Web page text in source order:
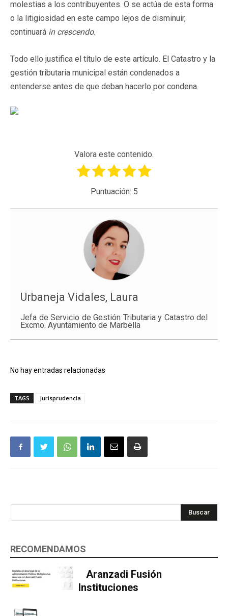
molestias a los contribuyentes. O se actúa de esta forma
o la litigiosidad en este campo lejos de disminuir,
continuará in crescendo.
Todo ello justifica el título de este artículo. El Catastro y la
gestión tributaria municipal están condenados a
entenderse antes de que deban hacerlo por condena.
Valora este contenido.
Puntuación: 5
Urbaneja Vidales, Laura
Jefa de Servicio de Gestión Tributaria y Catastro del
Excmo. Ayuntamiento de Marbella
No hay entradas relacionadas
TAGS Jurisprudencia
Buscar
RECOMENDAMOS
Aranzadi Fusión
Instituciones